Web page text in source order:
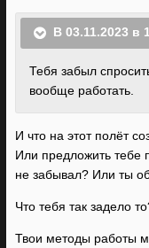
В 03.11.2023 в
Тебя забыл
вообще работать.
И что на этот полёт
Или предложить тебе
не забывал? Или ты
Что тебя так задело
Твои методы работы